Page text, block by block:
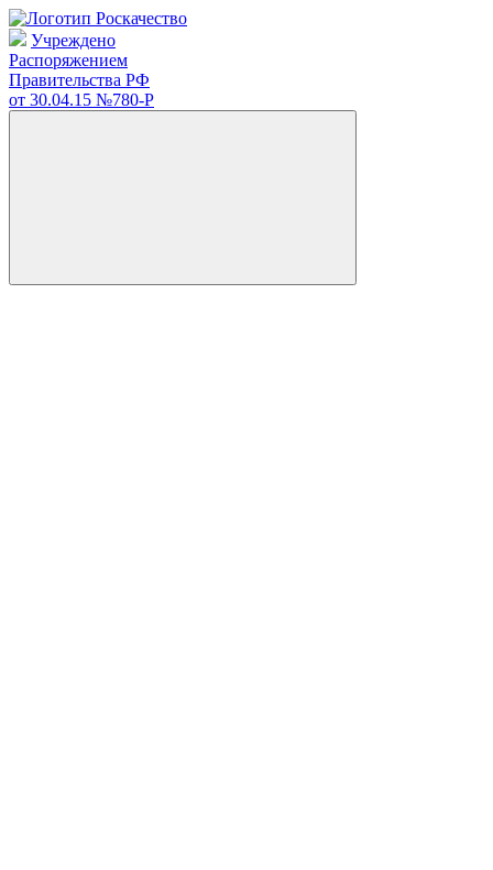
Учреждено
Распоряжением
Правительства РФ
от 30.04.15 №780-Р